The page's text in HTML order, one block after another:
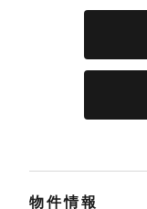
物件情報